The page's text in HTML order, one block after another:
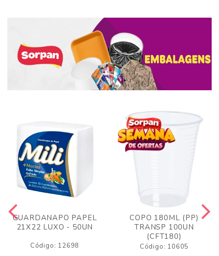
GUARDANAPO PAPEL
21X22 LUXO - 50UN
Código: 12698
COPO 180ML (PP)
TRANSP 100UN
(CFT180)
Código: 10605